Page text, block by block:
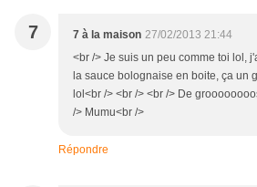
7 7 à la maison 27/02/2013 21:44
<br /> Je suis un peu comme toi lol,
la sauce bolognaise en boite, ça un
lol<br /> <br /> <br /> De
/> Mumu<br />
Répondre